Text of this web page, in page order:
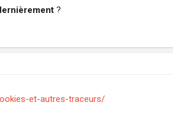
?
et-autres-traceurs/